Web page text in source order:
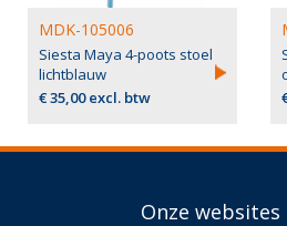
MDK-105006
Siesta Maya 4-poots stoel
lichtblauw
€ 35,00 excl. btw
Onze websites